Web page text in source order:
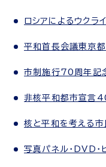
ロシアによるウクラ
平和首長会議東京
市制施行70周年記
非核平和都市宣言
核と平和を考える
写真パネル・DVD・